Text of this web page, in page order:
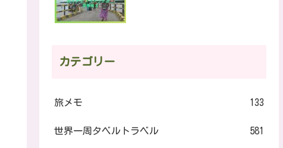
カテゴリー
旅メモ 133
世界一周タベルトラベル 581